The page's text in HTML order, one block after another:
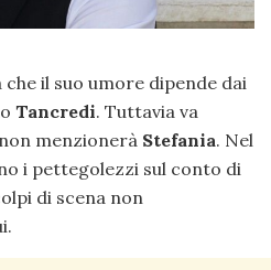
il suo umore dipende dai
Tancredi. Tuttavia va
menzionerà Stefania. Nel
i pettegolezzi sul conto di
di scena non